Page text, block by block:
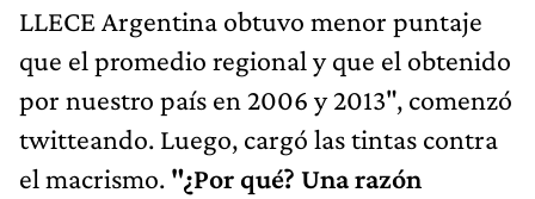
LLECE Argentina obtuvo menor puntaje
que el promedio regional y que el obtenido
por nuestro país en 2006 y 2013", comenzó
twitteando. Luego, cargó las tintas contra
el macrismo. "¿Por qué? Una razón